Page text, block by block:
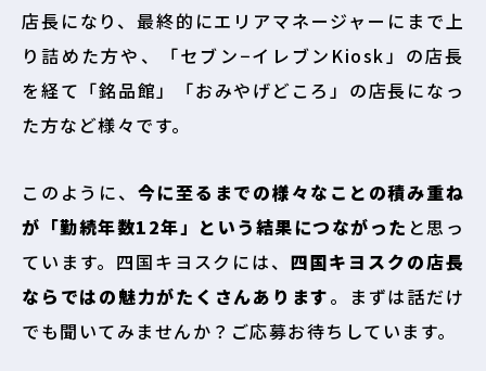
店長になり、最終的にエリアマネージャーにまで上
り詰めた方や、「セブン−イレブンKiosk」の店長
を経て「銘品館」「おみやげどころ」の店長になっ
た方など様々です。
このように、 今に至るまでの様々なことの積み重ね
が「勤続年数12年」という結果につながった と思っ
ています。四国キヨスクには、 四国キヨスクの店長
ならではの魅力がたくさんあります。まずは話だけ
でも聞いてみませんか？ご応募お待ちしています。